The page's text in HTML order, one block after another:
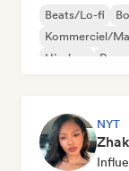
Beats/Lo-fi
Kommerciel/
Hip-hop
Pop-
NYT